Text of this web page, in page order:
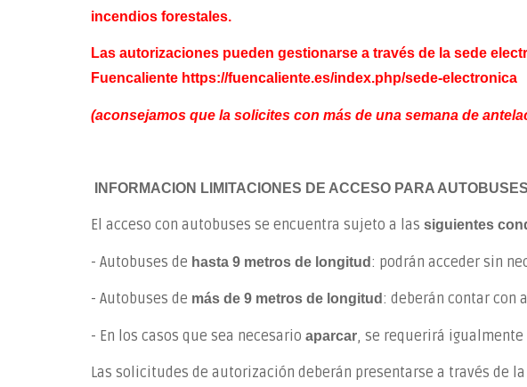
incendios forestales.
Las autorizaciones pueden gestionarse a través de la sede
Fuencaliente https://fuencaliente.es/index.php/sede-electronica
(aconsejamos que la solicites con más de una semana de
INFORMACION LIMITACIONES DE ACCESO PARA
El acceso con autobuses se encuentra sujeto a las siguientes
- Autobuses de hasta 9 metros de longitud : podrán acceder sin
- Autobuses de más de 9 metros de longitud : deberán contar con
- En los casos que sea necesario aparcar, se requerirá
Las solicitudes de autorización deberán presentarse a través de la